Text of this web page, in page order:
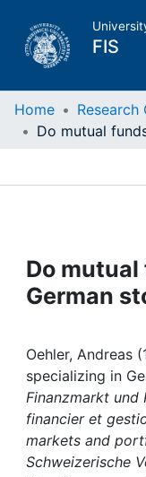
FIS
Home
Projects
People
Awards
My FIS
Home Research
Do
German
Oehler, Andreas
specializing in
Finanzmarkt
financier et
markets and
Schweizerische